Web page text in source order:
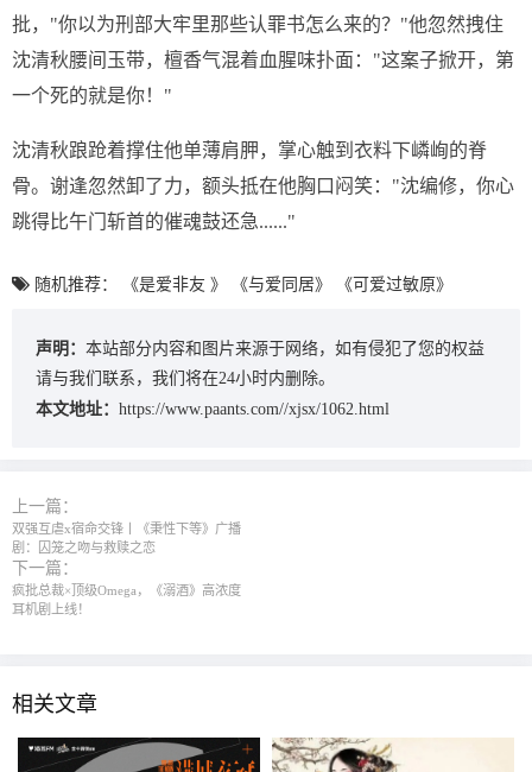
批，"你以为刑部大牢里那些认罪书怎么来的？"他忽然拽住
沈清秋腰间玉带，檀香气混着血腥味扑面："这案子掀开，第
一个死的就是你！"
沈清秋踉跄着撑住他单薄肩胛，掌心触到衣料下嶙峋的脊
骨。谢逢忽然卸了力，额头抵在他胸口闷笑："沈编修，你心
跳得比午门斩首的催魂鼓还急......"
随机推荐： 《是爱非友 》 《与爱同居》 《可爱过敏原》
声明： 本站部分内容和图片来源于网络，如有侵犯了您的权益
请与我们联系，我们将在24小时内删除。
本文地址： https://www.paants.com//xjsx/1062.html
上一篇：
双强互虐x宿命交锋丨《秉性下等》广播
剧：囚笼之吻与救赎之恋
下一篇：
疯批总裁×顶级Omega，《溺酒》高浓度
耳机剧上线！
相关文章